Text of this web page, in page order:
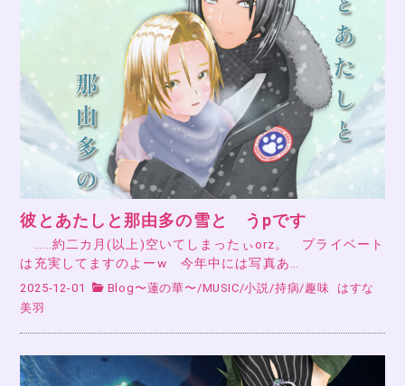
彼とあたしと那由多の雪と うpです
……約二カ月(以上)空いてしまったぃorz。 プライベート
は充実してますのよーw 今年中には写真あ…
2025-12-01 Blog〜蓮の華〜/MUSIC/小説/持病/趣味
はすな
美羽